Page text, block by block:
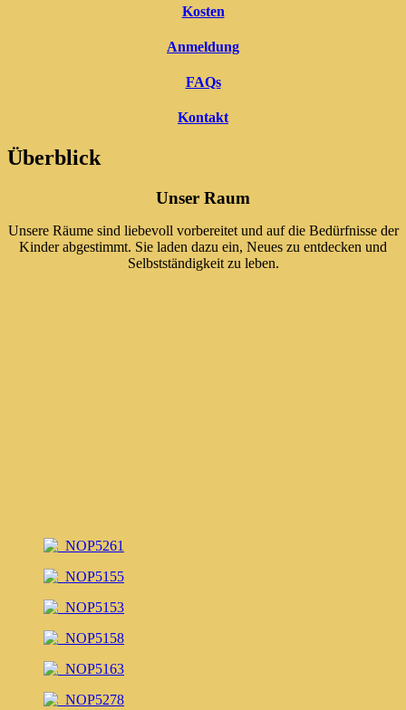
Kosten
Anmeldung
FAQs
Kontakt
Überblick
Unser Raum
Unsere Räume sind liebevoll vorbereitet und auf die Bedürfnisse der
Kinder abgestimmt. Sie laden dazu ein, Neues zu entdecken und
Selbstständigkeit zu leben.